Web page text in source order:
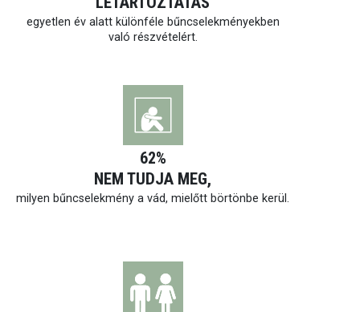
egyetlen év alatt különféle bűncselekményekben
való részvételért.
62%
NEM TUDJA MEG,
milyen bűncselekmény a vád, mielőtt börtönbe kerül.